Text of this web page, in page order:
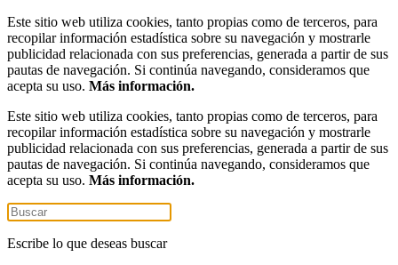
Este sitio web utiliza cookies, tanto propias como de terceros, para
recopilar información estadística sobre su navegación y mostrarle
publicidad relacionada con sus preferencias, generada a partir de sus
pautas de navegación. Si continúa navegando, consideramos que
acepta su uso. Más información.
Este sitio web utiliza cookies, tanto propias como de terceros, para
recopilar información estadística sobre su navegación y mostrarle
publicidad relacionada con sus preferencias, generada a partir de sus
pautas de navegación. Si continúa navegando, consideramos que
acepta su uso. Más información.
Escribe lo que deseas buscar